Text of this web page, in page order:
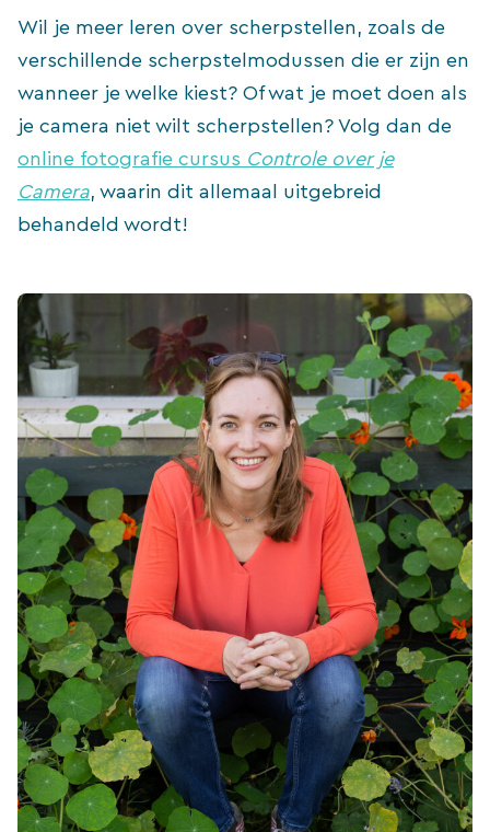
Wil je meer leren over scherpstellen, zoals de
verschillende scherpstelmodussen die er zijn en
wanneer je welke kiest? Of wat je moet doen als
je camera niet wilt scherpstellen? Volg dan de
online fotografie cursus Controle over je
Camera, waarin dit allemaal uitgebreid
behandeld wordt!